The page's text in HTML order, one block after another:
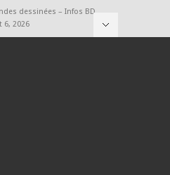
dessinées – Infos BD,
6, 2026